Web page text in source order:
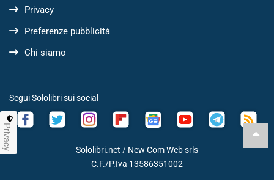
Privacy
Preferenze pubblicità
Chi siamo
Segui Sololibri sui social
Sololibri.net / New Com Web srls
C.F./P.Iva 13586351002
Privacy